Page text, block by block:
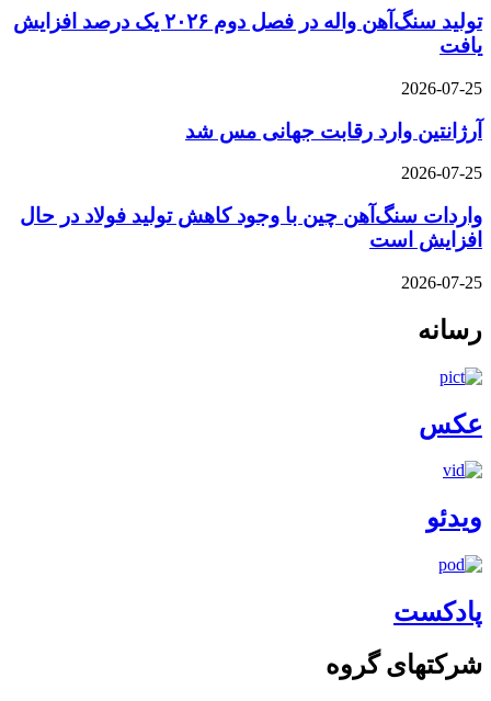
تولید سنگ‌آهن واله در فصل دوم ۲۰۲۶ یک درصد افزایش
یافت
2026-07-25
آرژانتین وارد رقابت جهانی مس شد
2026-07-25
واردات سنگ‌آهن چین با وجود کاهش تولید فولاد در حال
افزایش است
2026-07-25
رسانه
عکس
ویدئو
پادکست
شرکتهای گروه